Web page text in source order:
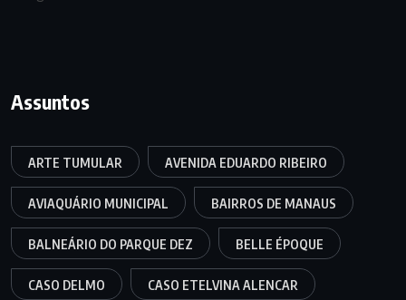
Assuntos
ARTE TUMULAR AVENIDA EDUARDO RIBEIRO
AVIAQUÁRIO MUNICIPAL BAIRROS DE MANAUS
BALNEÁRIO DO PARQUE DEZ BELLE ÉPOQUE
CASO DELMO CASO ETELVINA ALENCAR